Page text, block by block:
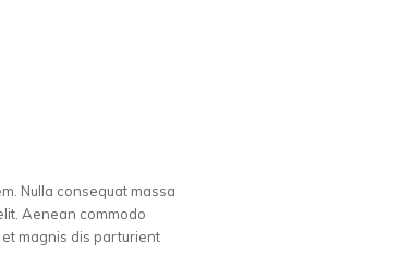
Nulla consequat massa
Aenean commodo
magnis dis parturient